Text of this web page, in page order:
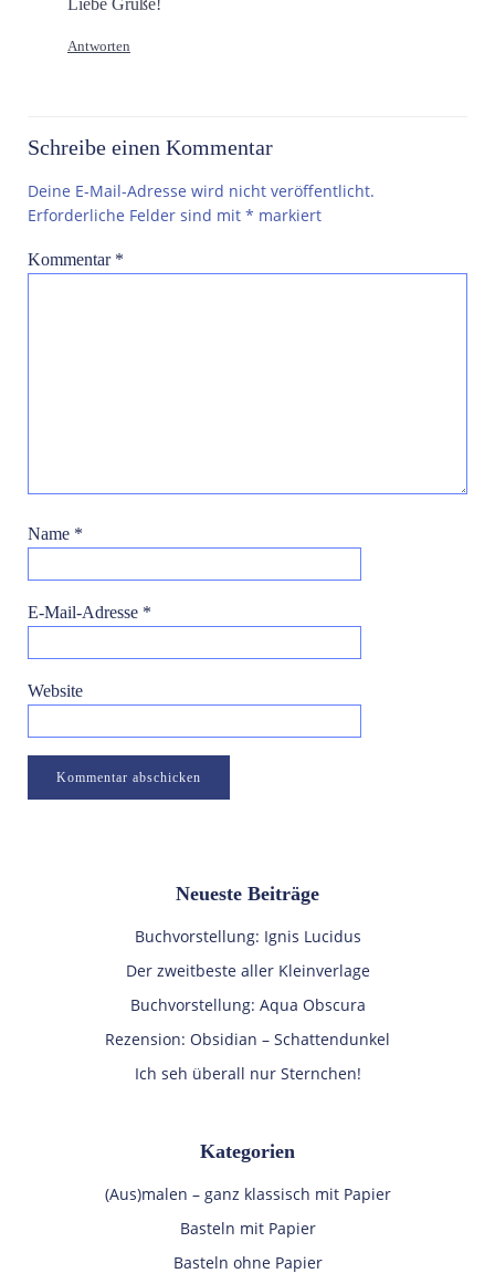
Antworten
Schreibe einen Kommentar
Deine E-Mail-Adresse wird nicht veröffentlicht.
Erforderliche Felder sind mit * markiert
Kommentar *
Name *
E-Mail-Adresse *
Website
Neueste Beiträge
Buchvorstellung: Ignis Lucidus
Der zweitbeste aller Kleinverlage
Buchvorstellung: Aqua Obscura
Rezension: Obsidian – Schattendunkel
Ich seh überall nur Sternchen!
Kategorien
(Aus)malen – ganz klassisch mit Papier
Basteln mit Papier
Basteln ohne Papier